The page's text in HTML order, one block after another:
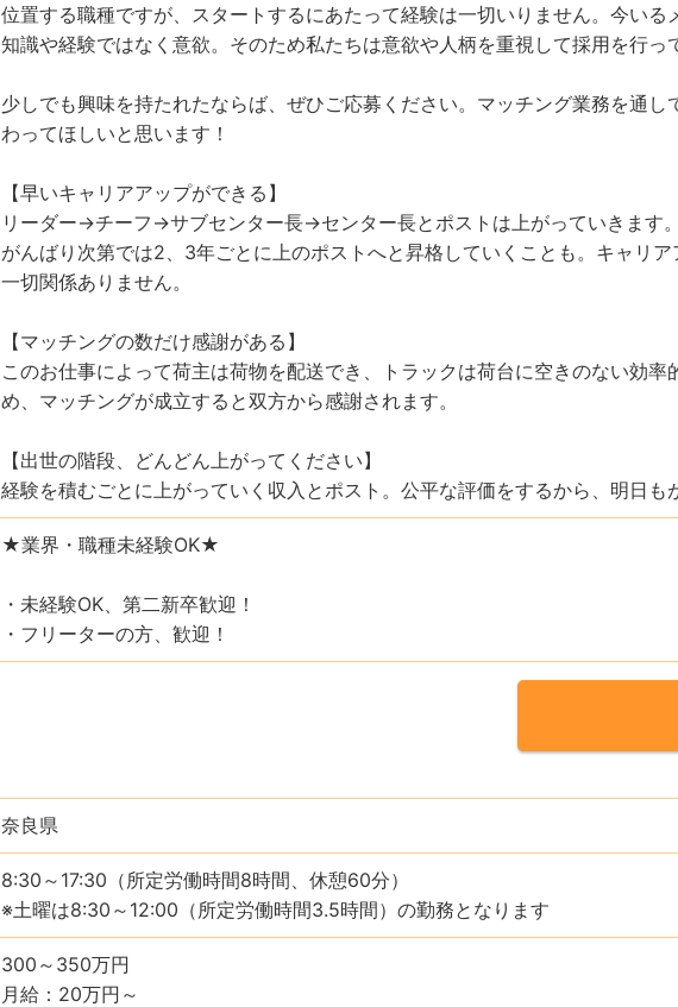
位置する職種ですが、スタートするにあたって経験は一切いりません。今い
知識や経験ではなく意欲。そのため私たちは意欲や人柄を重視して採用を行っ
少しでも興味を持たれたならば、ぜひご応募ください。マッチング業務を通
わってほしいと思います！
【早いキャリアアップができる】
リーダー→チーフ→サブセンター長→センター長とポストは上がっていきます。
がんばり次第では2、3年ごとに上のポストへと昇格していくことも。キャリ
一切関係ありません。
【マッチングの数だけ感謝がある】
このお仕事によって荷主は荷物を配送でき、トラックは荷台に空きのない効
め、マッチングが成立すると双方から感謝されます。
【出世の階段、どんどん上がってください】
経験を積むごとに上がっていく収入とポスト。公平な評価をするから、明日
★業界・職種未経験OK★
・未経験OK、第二新卒歓迎！
・フリーターの方、歓迎！
奈良県
8:30～17:30（所定労働時間8時間、休憩60分）
※土曜は8:30～12:00（所定労働時間3.5時間）の勤務となります
300～350万円
月給：20万円～